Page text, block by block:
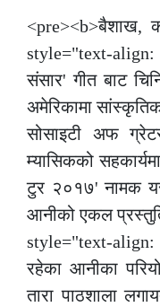
<pre><b>बैशाख,
style="text-
संसार' गीत बाट
अमेरिकामा
सोसाइटी अफ
म्यासिकको
टुर २०१७' नामक
आनीको एकल
style="text-
रहेका आनीका
तारा पाठशाला